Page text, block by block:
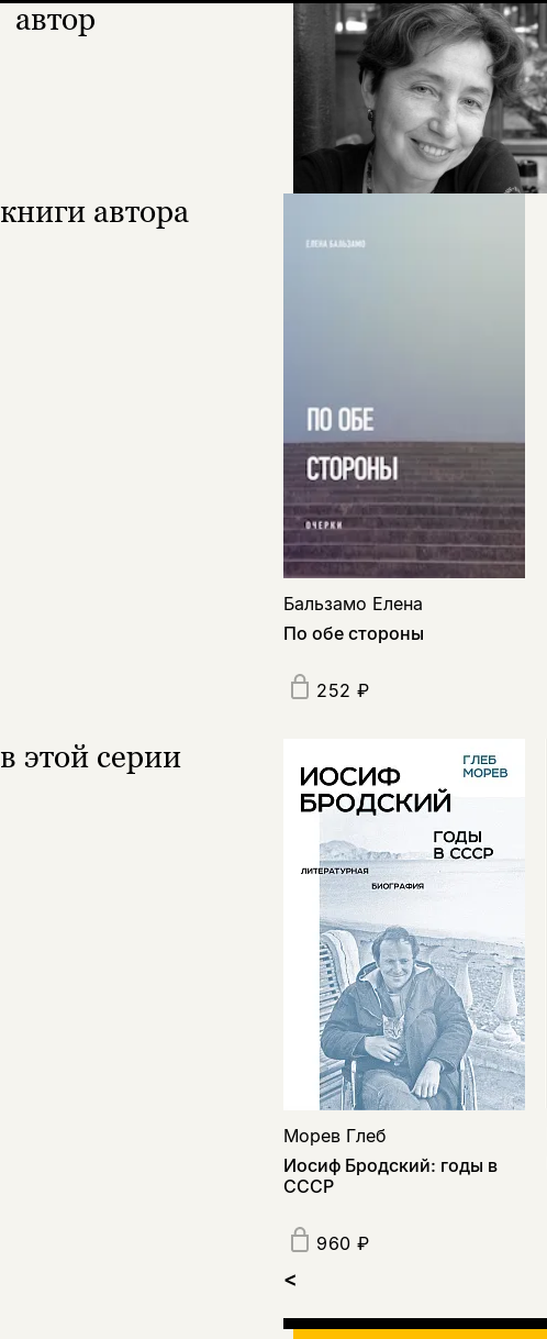
автор
книги автора
Бальзамо Елена
По обе стороны
252 ₽
в этой серии
Морев Глеб
Иосиф Бродский: годы в
СССР
960 ₽
<